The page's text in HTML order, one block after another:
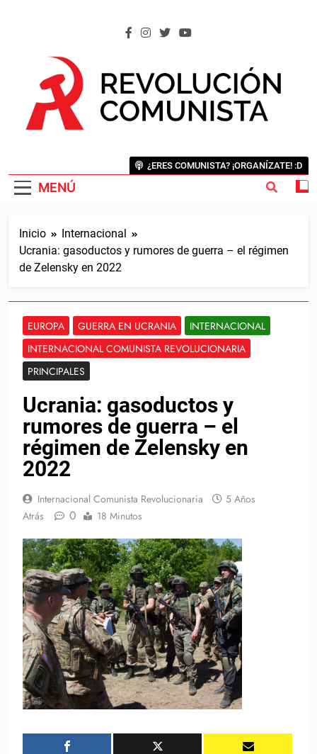
MENÚ
¿ERES COMUNISTA? ¡ORGANÍZATE! :D
Inicio
Internacional
Ucrania: gasoductos y rumores de guerra – el régimen
de Zelensky en 2022
EUROPA GUERRA EN UCRANIA
INTERNACIONAL
INTERNACIONAL COMUNISTA REVOLUCIONARIA
PRINCIPALES
Ucrania: gasoductos y
rumores de guerra – el
régimen de Zelensky en
2022
Internacional Comunista Revolucionaria
5 Años
Atrás
0 18 Minutos